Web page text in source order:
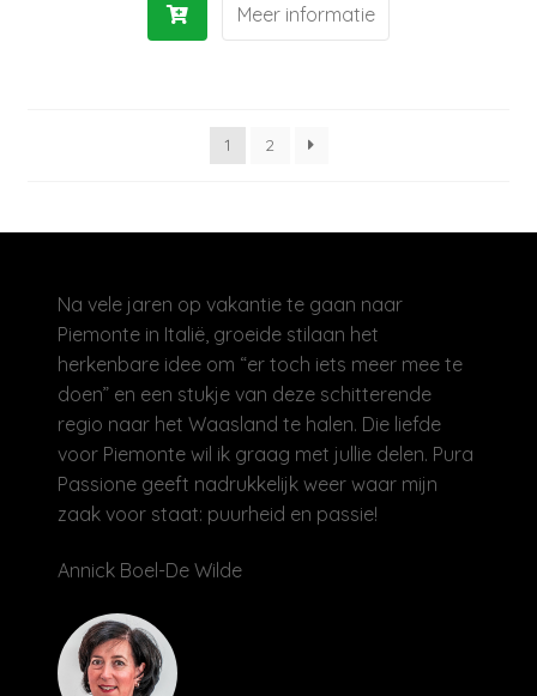
Meer informatie
1 2
Na vele jaren op vakantie te gaan naar
Piemonte in Italië, groeide stilaan het
herkenbare idee om “er toch iets meer mee te
doen” en een stukje van deze schitterende
regio naar het Waasland te halen. Die liefde
voor Piemonte wil ik graag met jullie delen. Pura
Passione geeft nadrukkelijk weer waar mijn
zaak voor staat: puurheid en passie!
Annick Boel-De Wilde